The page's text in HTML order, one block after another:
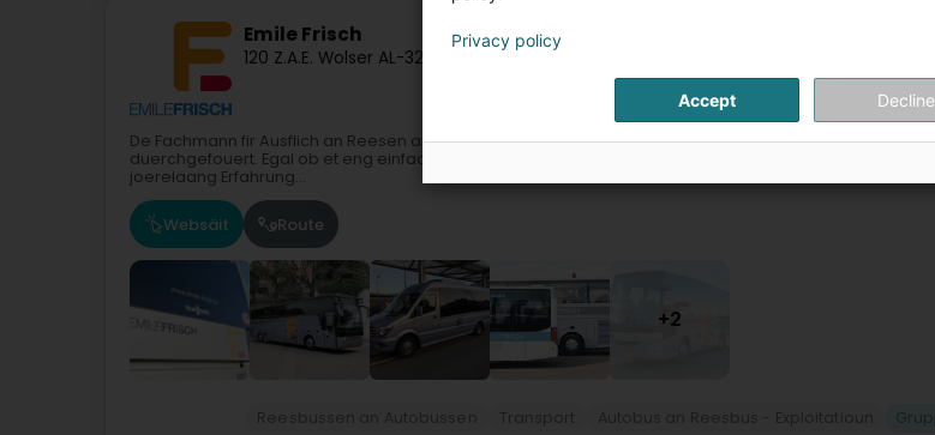
Emile Frisch
120 Z.A.E. Wolser AL-3225
De Fachmann fir Ausflich an Reesen an Luxusbusser (****). Reesen an Ausflich ginn op Ufro vum Client
duerchgefouert. Egal ob et eng einfach Rondrees ass oder eng Dagesrees oder méi, Dir kënnt op eis
joerelaang Erfahrung...
Websäit Route
+2
Privacy policy
Accept Decline